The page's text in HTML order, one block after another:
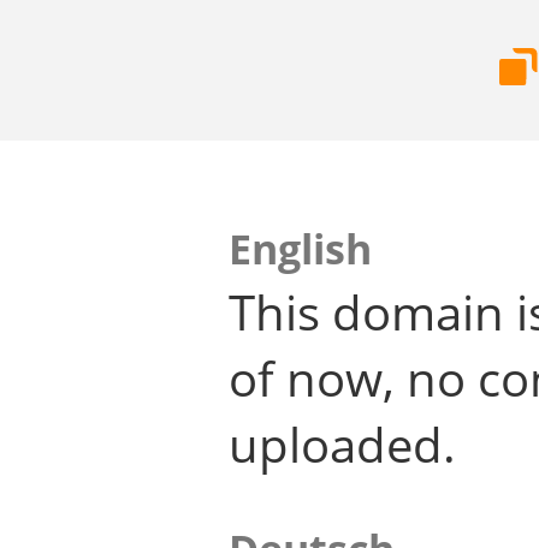
English
This domain
of now, no
uploaded.